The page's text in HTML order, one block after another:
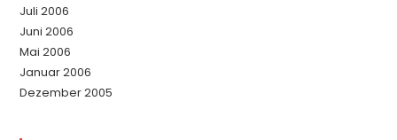
Juli 2006
Juni 2006
Mai 2006
Januar 2006
Dezember 2005